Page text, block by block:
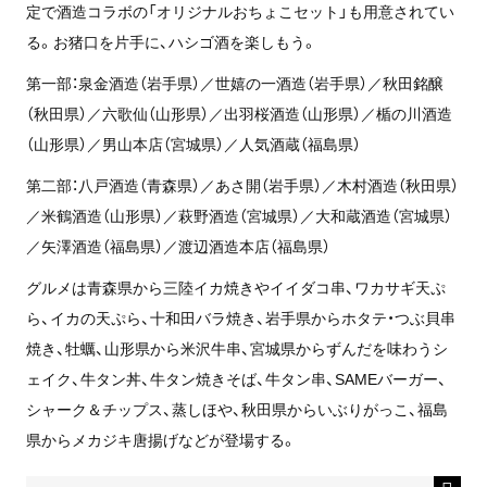
定で酒造コラボの「オリジナルおちょこセット」も用意されてい
る。お猪口を片手に、ハシゴ酒を楽しもう。
第一部：泉金酒造（岩手県）／世嬉の一酒造（岩手県）／秋田銘醸
（秋田県）／六歌仙（山形県）／出羽桜酒造（山形県）／楯の川酒造
（山形県）／男山本店（宮城県）／人気酒蔵（福島県）
第二部：八戸酒造（青森県）／あさ開（岩手県）／木村酒造（秋田県）
／米鶴酒造（山形県）／萩野酒造（宮城県）／大和蔵酒造（宮城県）
／矢澤酒造（福島県）／渡辺酒造本店（福島県）
グルメは青森県から三陸イカ焼きやイイダコ串、ワカサギ天ぷ
ら、イカの天ぷら、十和田バラ焼き、岩手県からホタテ・つぶ貝串
焼き、牡蠣、山形県から米沢牛串、宮城県からずんだを味わうシ
ェイク、牛タン丼、牛タン焼きそば、牛タン串、SAMEバーガー、
シャーク＆チップス、蒸しほや、秋田県からいぶりがっこ、福島
県からメカジキ唐揚げなどが登場する。